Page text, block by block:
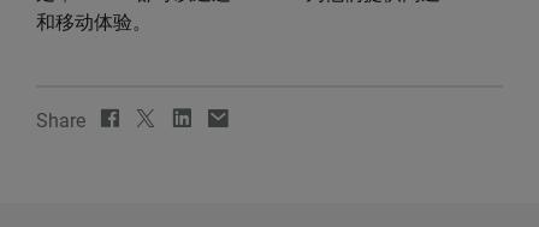
和移动体验。
Share